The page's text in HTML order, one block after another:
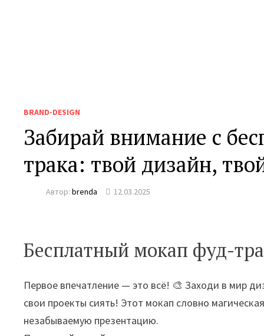
BRAND-DESIGN
Забирай внимание с
трака: твой дизайн,
Автор:brenda 12.03.2025
Бесплатный мокап фуд-
Первое впечатление — это всё! 🎨 Заходи в мир
свои проекты сиять! Этот мокап словно
незабываемую презентацию.